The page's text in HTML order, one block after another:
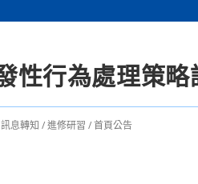
行為處理策略
訊息轉知 /進修研習 /首頁公告